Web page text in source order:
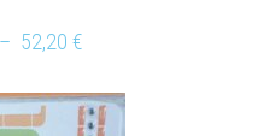
– 52,20 €